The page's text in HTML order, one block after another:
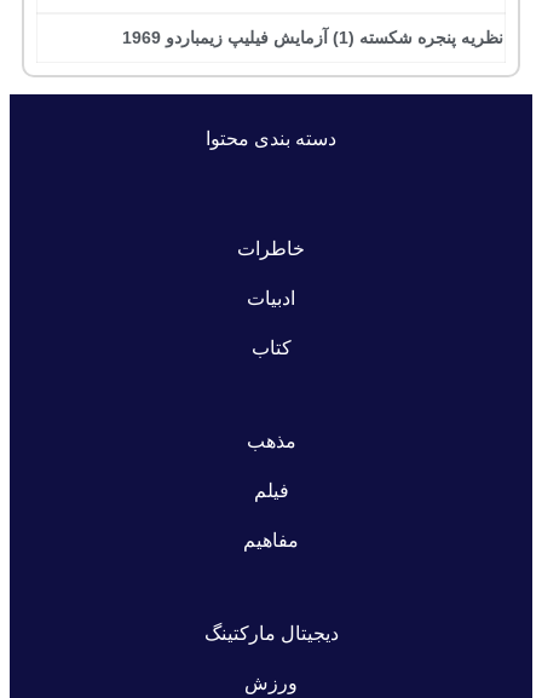
نظریه پنجره شکسته (1) آزمایش فیلیپ زیمباردو 1969
دسته بندی محتوا
خاطرات
ادبیات
کتاب
مذهب
فیلم
مفاهیم
دیجیتال مارکتینگ
ورزش